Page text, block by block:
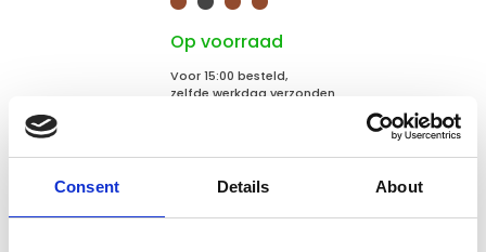
Consent Details About
Op voorraad
Voor 15:00 besteld,
zelfde werkdag verzonden